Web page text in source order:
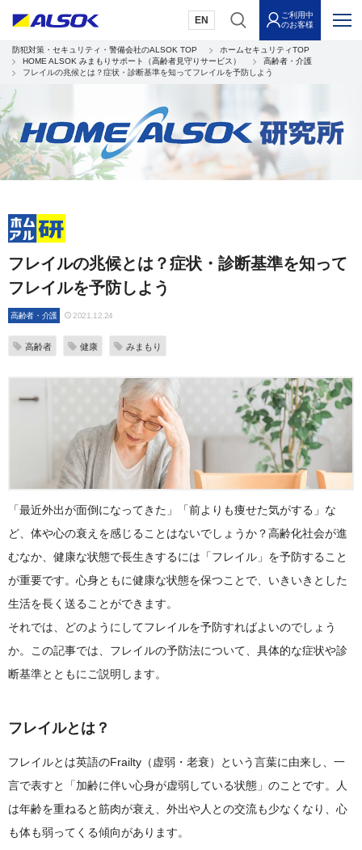
EN
ご利用中
のお客様
防犯対策・セキュリティ・警備会社のALSOK TOP
ホームセキュリティTOP
HOME ALSOK みまもりサポート（高齢者見守りサービス）
高齢者・介護
フレイルの兆候とは？症状・診断基準を知ってフレイルを予防しよう
フレイルの兆候とは？症状・診断基準を知って
フレイルを予防しよう
高齢者・介護 2021.12.24
高齢者 健康 みまもり
「最近外出が面倒になってきた」「前よりも痩せた気がする」な
ど、体や心の衰えを感じることはないでしょうか？高齢化社会が進
むなか、健康な状態で長生きするには「フレイル」を予防すること
が重要です。心身ともに健康な状態を保つことで、いきいきとした
生活を長く送ることができます。
それでは、どのようにしてフレイルを予防すればよいのでしょう
か。この記事では、フレイルの予防法について、具体的な症状や診
断基準とともにご説明します。
フレイルとは？
フレイルとは英語のFrailty（虚弱・老衰）という言葉に由来し、一
言で表すと「加齢に伴い心身が虚弱している状態」のことです。人
は年齢を重ねると筋肉が衰え、外出や人との交流も少なくなり、心
も体も弱ってくる傾向があります。